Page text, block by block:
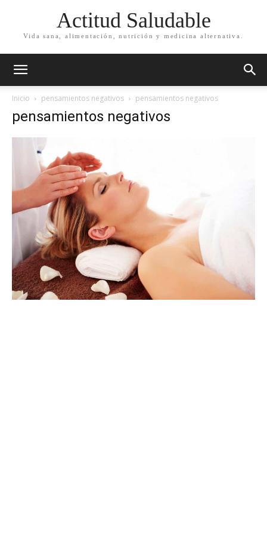
Actitud Saludable
Vida sana, alimentación, nutrición y medicina alternativa.
Inicio pensamientos negativos pensamientos negativos
pensamientos negativos